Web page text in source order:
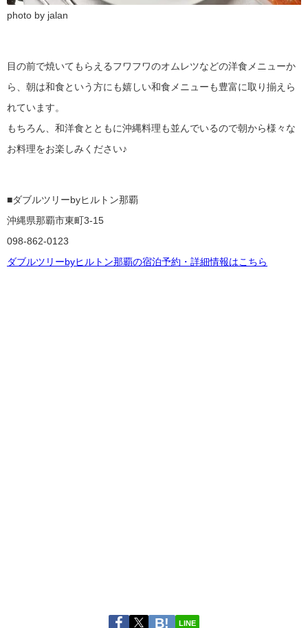
photo by jalan
目の前で焼いてもらえるフワフワのオムレツなどの洋食メニューか
ら、朝は和食という方にも嬉しい和食メニューも豊富に取り揃えら
れています。
もちろん、和洋食とともに沖縄料理も並んでいるので朝から様々な
お料理をお楽しみください♪
■ダブルツリーbyヒルトン那覇
沖縄県那覇市東町3-15
098-862-0123
ダブルツリーbyヒルトン那覇の宿泊予約・詳細情報はこちら
LINE